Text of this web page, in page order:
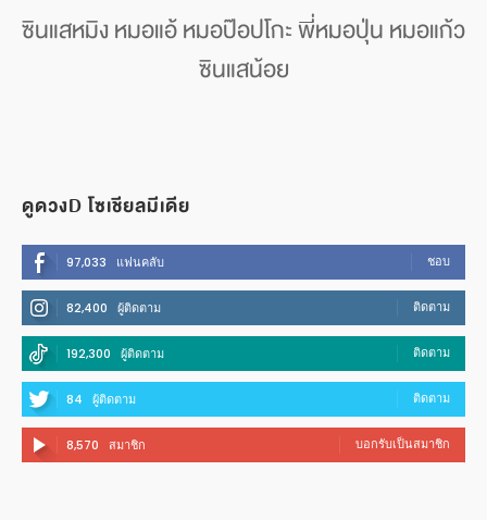
ซินแสหมิง หมอแอ้ หมอป๊อปโกะ พี่หมอปุ่น หมอแก้ว
ซินแสน้อย
ดูดวงD โซเชียลมีเดีย
97,033 แฟนคลับ ชอบ
82,400 ผู้ติดตาม ติดตาม
192,300 ผู้ติดตาม ติดตาม
84 ผู้ติดตาม ติดตาม
8,570 สมาชิก บอกรับเป็นสมาชิก